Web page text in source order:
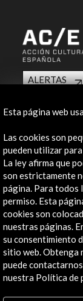
ALERTAS
+34 91 700
José
28003
Canales de
Institucional
Esta página web
Las cookies son
pueden utilizar
La ley afirma que
son estrictamente
página. Para todos
permiso. Esta
cookies son
nuestras páginas.
su consentimiento
sitio web. Obtenga
puede
nuestra Política de